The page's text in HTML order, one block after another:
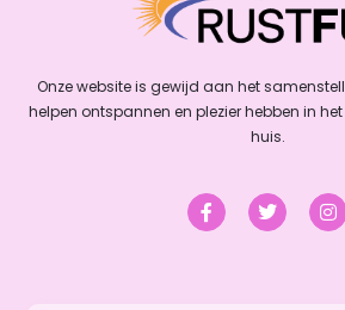
Onze website is gewijd aan het
helpen ontspannen en plezier hebben in
huis.